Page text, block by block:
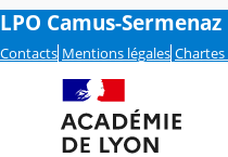
LPO Camus-Sermenaz
Contacts Mentions légales